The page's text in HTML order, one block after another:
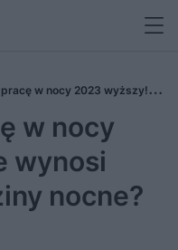
w nocy 2023 wyższy! Ile
w nocy
wynosi
nocne?